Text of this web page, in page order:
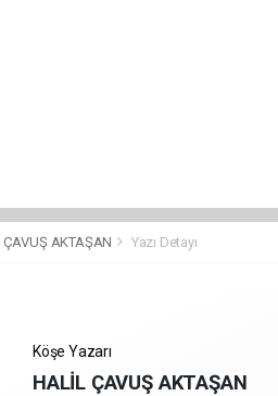
AKTAŞAN Yazı Detayı
Köşe Yazarı
HALİL ÇAVUŞ AKTAŞAN